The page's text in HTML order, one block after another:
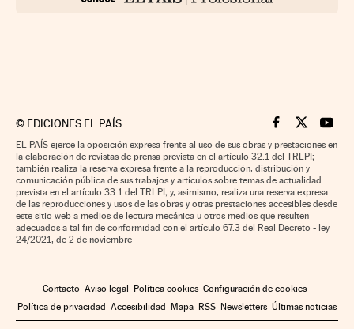
© EDICIONES EL PAÍS Cinco Días en
Cinco Días
Cinco
EL PAÍS ejerce la oposición expresa frente al uso de sus obras y prestaciones en
la elaboración de revistas de prensa prevista en el artículo 32.1 del TRLPI;
también realiza la reserva expresa frente a la reproducción, distribución y
comunicación pública de sus trabajos y artículos sobre temas de actualidad
prevista en el artículo 33.1 del TRLPI; y, asimismo, realiza una reserva expresa
de las reproducciones y usos de las obras y otras prestaciones accesibles desde
este sitio web a medios de lectura mecánica u otros medios que resulten
adecuados a tal fin de conformidad con el artículo 67.3 del Real Decreto - ley
24/2021, de 2 de noviembre
Contacto Aviso legal Política cookies Configuración de cookies
Política de privacidad Accesibilidad Mapa RSS Newsletters Últimas noticias